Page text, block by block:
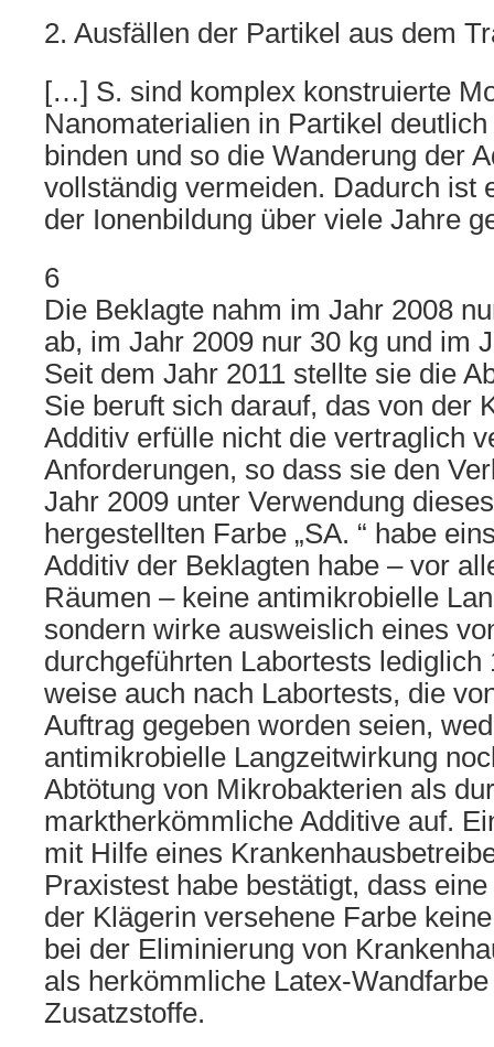
2. Ausfällen der Partikel aus dem
[…] S. sind komplex konstruierte
Nanomaterialien in Partikel
binden und so die Wanderung der
vollständig vermeiden. Dadurch ist
der Ionenbildung über viele Jahre
6
Die Beklagte nahm im Jahr 2008
ab, im Jahr 2009 nur 30 kg und im
Seit dem Jahr 2011 stellte sie die
Sie beruft sich darauf, das von der
Additiv erfülle nicht die vertraglich
Anforderungen, so dass sie den
Jahr 2009 unter Verwendung
hergestellten Farbe „SA. “ habe
Additiv der Beklagten habe – vor
Räumen – keine antimikrobielle
sondern wirke ausweislich eines
durchgeführten Labortests lediglich
weise auch nach Labortests, die
Auftrag gegeben worden seien,
antimikrobielle Langzeitwirkung
Abtötung von Mikrobakterien als
marktherkömmliche Additive auf.
mit Hilfe eines
Praxistest habe bestätigt, dass
der Klägerin versehene Farbe
bei der Eliminierung von
als herkömmliche Latex-
Zusatzstoffe.